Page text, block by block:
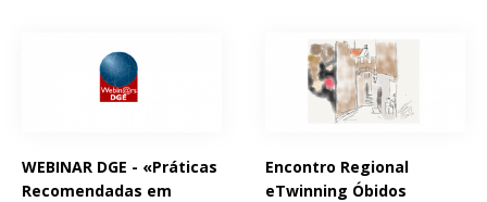
WEBINAR DGE - «Práticas
Recomendadas em
Encontro Regional
eTwinning Óbidos
Páginas